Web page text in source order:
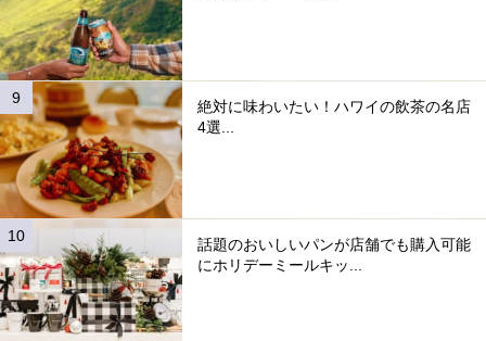
絶対に味わいたい！ハワイの飲茶の名店
4選...
話題のおいしいパンが店舗でも購入可能
にホリデーミールキッ...